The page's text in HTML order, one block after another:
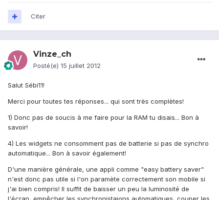
Citer
Vinze_ch
Posté(e) 15 juillet 2012
Salut Sébi11!
Merci pour toutes tes réponses... qui sont très complètes!
1) Donc pas de soucis à me faire pour la RAM tu disais... Bon à
savoir!
4) Les widgets ne consomment pas de batterie si pas de synchro
automatique... Bon à savoir également!
D'une manière générale, une appli comme "easy battery saver"
n'est donc pas utile si l'on paramète correctement son mobile si
j'ai bien compris! Il suffit de baisser un peu la luminosité de